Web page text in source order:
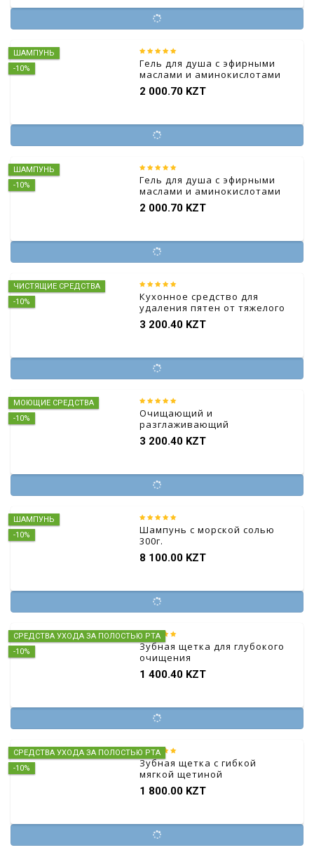
ШАМПУНЬ
-10%
Гель для душа с эфирными
маслами и аминокислотами
(ароматный и
увлажняющий) 200г.
2 000.70 KZT
ШАМПУНЬ
-10%
Гель для душа с эфирными
маслами и аминокислотами
(аромат розы) 200г.
2 000.70 KZT
ЧИСТЯЩИЕ СРЕДСТВА
-10%
Кухонное средство для
удаления пятен от тяжелого
масла
3 200.40 KZT
МОЮЩИЕ СРЕДСТВА
-10%
Очищающий и
разглаживающий
кондиционер
3 200.40 KZT
ШАМПУНЬ
-10%
Шампунь с морской солью
300г.
8 100.00 KZT
СРЕДСТВА УХОДА ЗА ПОЛОСТЬЮ РТА
-10%
Зубная щетка для глубокого
очищения
1 400.40 KZT
СРЕДСТВА УХОДА ЗА ПОЛОСТЬЮ РТА
-10%
Зубная щетка с гибкой
мягкой щетиной
1 800.00 KZT